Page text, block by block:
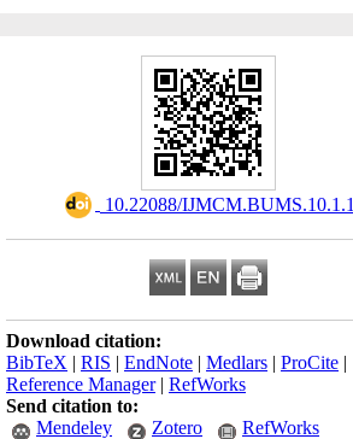
‎ 10.22088/IJMCM.BUMS.10.1.1
Download citation:
BibTeX | RIS | EndNote | Medlars | ProCite |
Reference Manager| RefWorks
Send citation to:
Mendeley
Zotero RefWorks